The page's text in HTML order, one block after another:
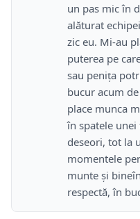
un pas mic în
alăturat
zic eu. Mi-au
puterea pe
sau peniţa
bucur acum
place munca
în spatele
deseori, tot la
momentele
munte şi
respectă, în